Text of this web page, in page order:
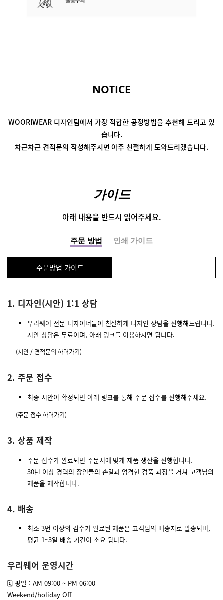
NOTICE
WOORIWEAR 디자인팀에서 가장 적합한 공정방법을 추천해 드리고 있
습니다.
차근차근 견적문의 작성해주시면 아주 친절하게 도와드리겠습니다.
가이드
아래 내용을 반드시 읽어주세요.
주문 방법 인쇄 가이드
주문방법 가이드
1. 디자인(시안) 1:1 상담
우리웨어 전문 디자이너들이 친절하게 디자인 상담을 진행해드립니다.
시안 상담은 무료이며, 아래 링크를 이용하시면 됩니다.
(시안 / 견적문의 하러가기)
2. 주문 접수
최종 시안이 확정되면 아래 링크를 통해 주문 접수를 진행해주세요.
(주문 접수 하러가기)
3. 상품 제작
주문 접수가 완료되면 주문서에 맞게 제품 생산을 진행합니다.
30년 이상 경력의 장인들의 손길과 엄격한 검품 과정을 거쳐 고객님의
제품을 제작합니다.
4. 배송
최소 3번 이상의 검수가 완료된 제품은 고객님의 배송지로 발송되며,
평균 1~3일 배송 기간이 소요 됩니다.
우리웨어 운영시간
🗓 평일 : AM 09:00 ~ PM 06:00
Weekend/holiday Off